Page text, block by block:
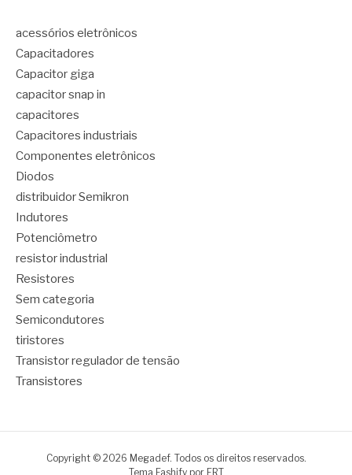
acessórios eletrônicos
Capacitadores
Capacitor giga
capacitor snap in
capacitores
Capacitores industriais
Componentes eletrônicos
Diodos
distribuidor Semikron
Indutores
Potenciômetro
resistor industrial
Resistores
Sem categoria
Semicondutores
tiristores
Transistor regulador de tensão
Transistores
Copyright © 2026 Megadef. Todos os direitos reservados.
Tema Fashify por FRT